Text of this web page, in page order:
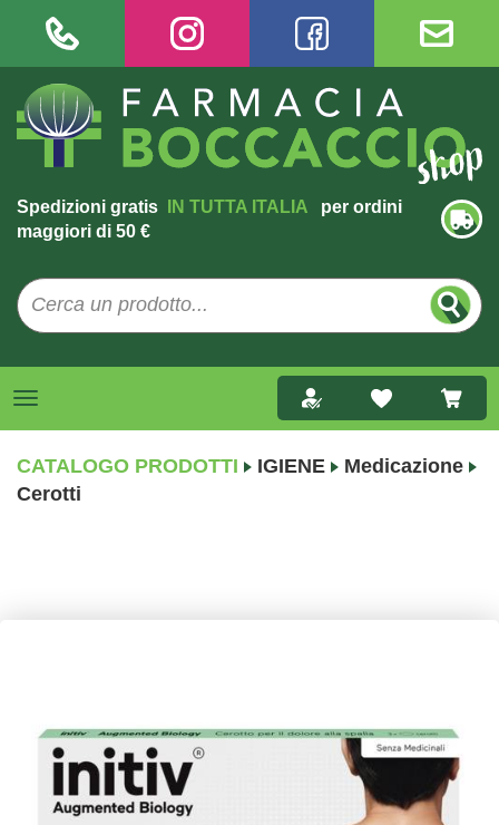
Spedizioni gratis IN TUTTA ITALIA
per ordini
maggiori di 50 €
CATALOGO PRODOTTI IGIENE
Medicazione
Cerotti